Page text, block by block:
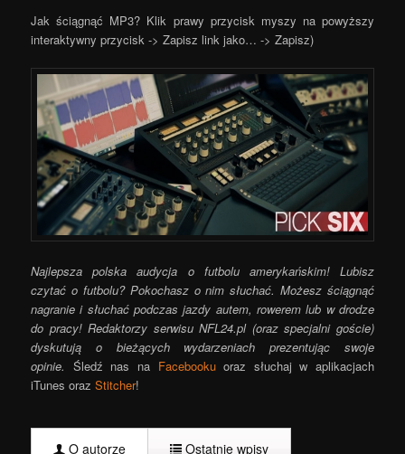
Jak ściągnąć MP3? Klik prawy przycisk myszy na powyższy
interaktywny przycisk -> Zapisz link jako… -> Zapisz)
Najlepsza polska audycja o futbolu amerykańskim! Lubisz
czytać o futbolu? Pokochasz o nim słuchać. Możesz ściągnąć
nagranie i słuchać podczas jazdy autem, rowerem lub w drodze
do pracy! Redaktorzy serwisu NFL24.pl (oraz specjalni goście)
dyskutują o bieżących wydarzeniach prezentując swoje
opinie. Śledź nas na Facebookuoraz słuchaj w aplikacjach
iTunes orazStitcher!
O autorze Ostatnie wpisy